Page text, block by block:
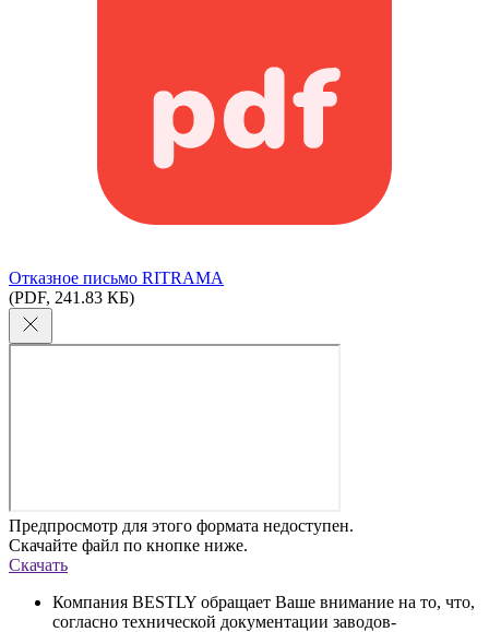
Отказное письмо RITRAMA
(PDF, 241.83 КБ)
Предпросмотр для этого формата недоступен.
Скачайте файл по кнопке ниже.
Скачать
Компания BESTLY обращает Ваше внимание на то, что,
согласно технической документации заводов-